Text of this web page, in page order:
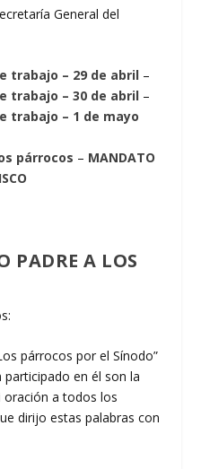
General del
trabajo – 29 de abril –
trabajo – 30 de abril –
trabajo – 1 de mayo
párrocos – MANDATO
PADRE A LOS
párrocos por el Sínodo”
en él son la
oración a todos los
dirijo estas palabras con